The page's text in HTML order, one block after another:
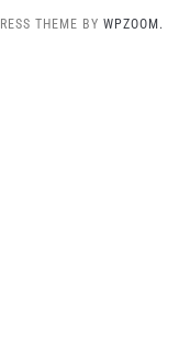
THEME BY WPZOOM.